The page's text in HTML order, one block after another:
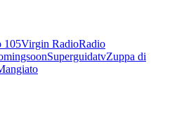
105Virgin RadioRadio
SuperguidatvZuppa di